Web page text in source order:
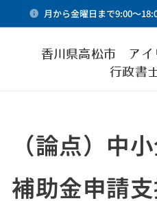
月から金曜日まで9:00～
香川県高松市 アイ
行政書
（論点）中
補助金申請